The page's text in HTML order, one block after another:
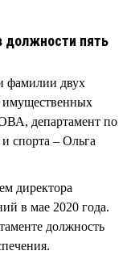
должности пять
фамилии двух
имущественных
департамент по
спорта – Ольга
директора
в мае 2020 года.
должность